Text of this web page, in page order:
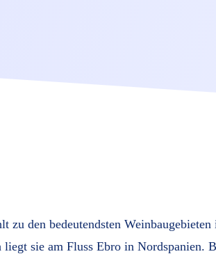
zu den bedeutendsten
sie am Fluss Ebro in Nordspanien.